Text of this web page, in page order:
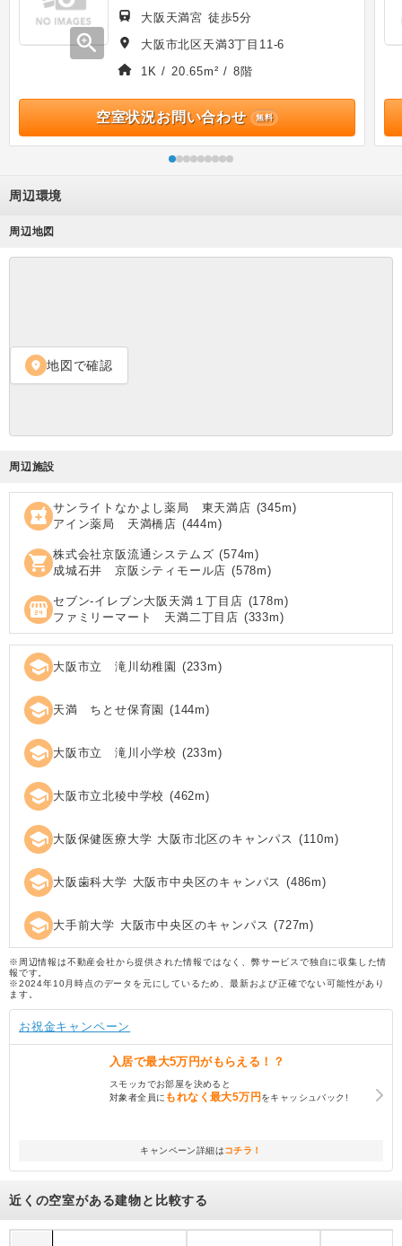
zoom_in
大阪天満宮 徒歩5分
大阪市北区天満3丁目11-6
1K / 20.65m² / 8階
空室状況お問い合わせ 無料
周辺環境
周辺地図
location_on 地図で確認
周辺施設
local_pharmacy サンライトなかよし薬局 東天満店 (345m)
アイン薬局 天満橋店 (444m)
shopping_cart 株式会社京阪流通システムズ (574m)
成城石井 京阪シティモール店 (578m)
local_convenience_store セブン‐イレブン大阪天満１丁目店 (178m)
ファミリーマート 天満二丁目店 (333m)
school 大阪市立 滝川幼稚園 (233m)
school 天満 ちとせ保育園 (144m)
school 大阪市立 滝川小学校 (233m)
school 大阪市立北稜中学校 (462m)
school 大阪保健医療大学 大阪市北区のキャンパス (110m)
school 大阪歯科大学 大阪市中央区のキャンパス (486m)
school 大手前大学 大阪市中央区のキャンパス (727m)
※周辺情報は不動産会社から提供された情報ではなく、弊サービスで独自に収集した情
報です。
※2024年10月時点のデータを元にしているため、最新および正確でない可能性があり
ます。
お祝金キャンペーン
入居で最大5万円がもらえる！？
スモッカでお部屋を決めると
対象者全員に もれなく最大5万円をキャッシュバック!
キャンペーン詳細はコチラ！
近くの空室がある建物と比較する